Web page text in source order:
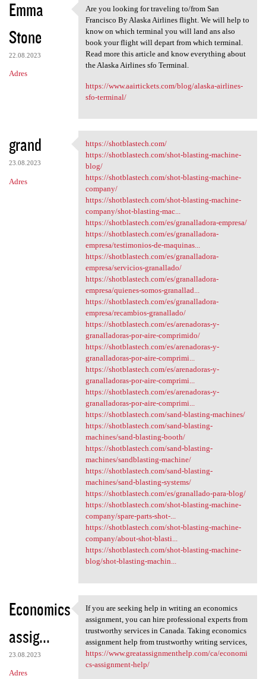
Emma
Stone
22.08.2023
Adres
Are you looking for traveling
Are you looking for traveling to/from San
Francisco By Alaska Airlines flight. We will help to
know on which terminal you will land ans also
book your flight will depart from which terminal.
Read more this article and know everything about
the Alaska Airlines sfo Terminal.
https://www.aairtickets.com/blog/alaska-airlines-
sfo-terminal/
grand
23.08.2023
Adres
https://shotblastech.com/
https://shotblastech.com/
https://shotblastech.com/shot-blasting-machine-
blog/
https://shotblastech.com/shot-blasting-machine-
company/
https://shotblastech.com/shot-blasting-machine-
company/shot-blasting-mac...
https://shotblastech.com/es/granalladora-empresa/
https://shotblastech.com/es/granalladora-
empresa/testimonios-de-maquinas...
https://shotblastech.com/es/granalladora-
empresa/servicios-granallado/
https://shotblastech.com/es/granalladora-
empresa/quienes-somos-granallad...
https://shotblastech.com/es/granalladora-
empresa/recambios-granallado/
https://shotblastech.com/es/arenadoras-y-
granalladoras-por-aire-comprimido/
https://shotblastech.com/es/arenadoras-y-
granalladoras-por-aire-comprimi...
https://shotblastech.com/es/arenadoras-y-
granalladoras-por-aire-comprimi...
https://shotblastech.com/es/arenadoras-y-
granalladoras-por-aire-comprimi...
https://shotblastech.com/sand-blasting-machines/
https://shotblastech.com/sand-blasting-
machines/sand-blasting-booth/
https://shotblastech.com/sand-blasting-
machines/sandblasting-machine/
https://shotblastech.com/sand-blasting-
machines/sand-blasting-systems/
https://shotblastech.com/es/granallado-para-blog/
https://shotblastech.com/shot-blasting-machine-
company/spare-parts-shot-...
https://shotblastech.com/shot-blasting-machine-
company/about-shot-blasti...
https://shotblastech.com/shot-blasting-machine-
blog/shot-blasting-machin...
Economics
assig...
23.08.2023
Adres
If you are seeking help in
If you are seeking help in writing an economics
assignment, you can hire professional experts from
trustworthy services in Canada. Taking economics
assignment help from trustworthy writing services,
https://www.greatassignmenthelp.com/ca/economi
cs-assignment-help/